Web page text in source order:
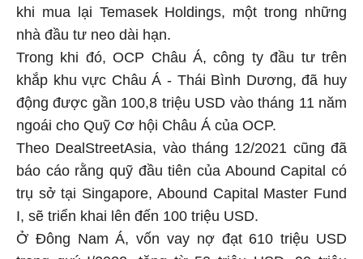
khi mua lại Temasek Holdings, một trong những
nhà đầu tư neo dài hạn.
Trong khi đó, OCP Châu Á, công ty đầu tư trên
khắp khu vực Châu Á - Thái Bình Dương, đã huy
động được gần 100,8 triệu USD vào tháng 11 năm
ngoái cho Quỹ Cơ hội Châu Á của OCP.
Theo DealStreetAsia, vào tháng 12/2021 cũng đã
báo cáo rằng quỹ đầu tiên của Abound Capital có
trụ sở tại Singapore, Abound Capital Master Fund
I, sẽ triển khai lên đến 100 triệu USD.
Ở Đông Nam Á, vốn vay nợ đạt 610 triệu USD